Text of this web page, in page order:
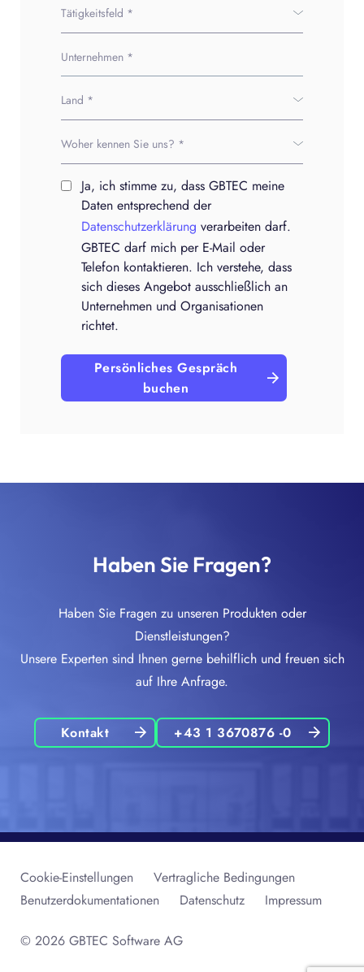
Ja, ich stimme zu, dass GBTEC meine
Daten entsprechend der
Datenschutzerklärung verarbeiten darf.
GBTEC darf mich per E-Mail oder
Telefon kontaktieren. Ich verstehe, dass
sich dieses Angebot ausschließlich an
Unternehmen und Organisationen
richtet.
Persönliches Gespräch
buchen
Haben Sie Fragen?
Haben Sie Fragen zu unseren Produkten oder
Dienstleistungen?
Unsere Experten sind Ihnen gerne behilflich und freuen sich
auf Ihre Anfrage.
Kontakt +43 1 3670876 -0
© 2026 GBTEC Software AG
Cookie-Einstellungen
Vertragliche Bedingungen
Benutzerdokumentationen
Datenschutz Impressum